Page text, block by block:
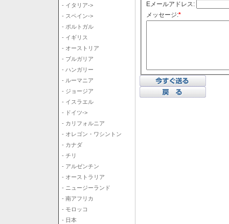
- イタリア->
- スペイン->
- ポルトガル
- イギリス
- オーストリア
- ブルガリア
- ハンガリー
- ルーマニア
- ジョージア
- イスラエル
- ドイツ->
- カリフォルニア
- オレゴン・ワシントン
- カナダ
- チリ
- アルゼンチン
- オーストラリア
- ニュージーランド
- 南アフリカ
- モロッコ
- 日本
Eメールアドレス:
メッセージ:*